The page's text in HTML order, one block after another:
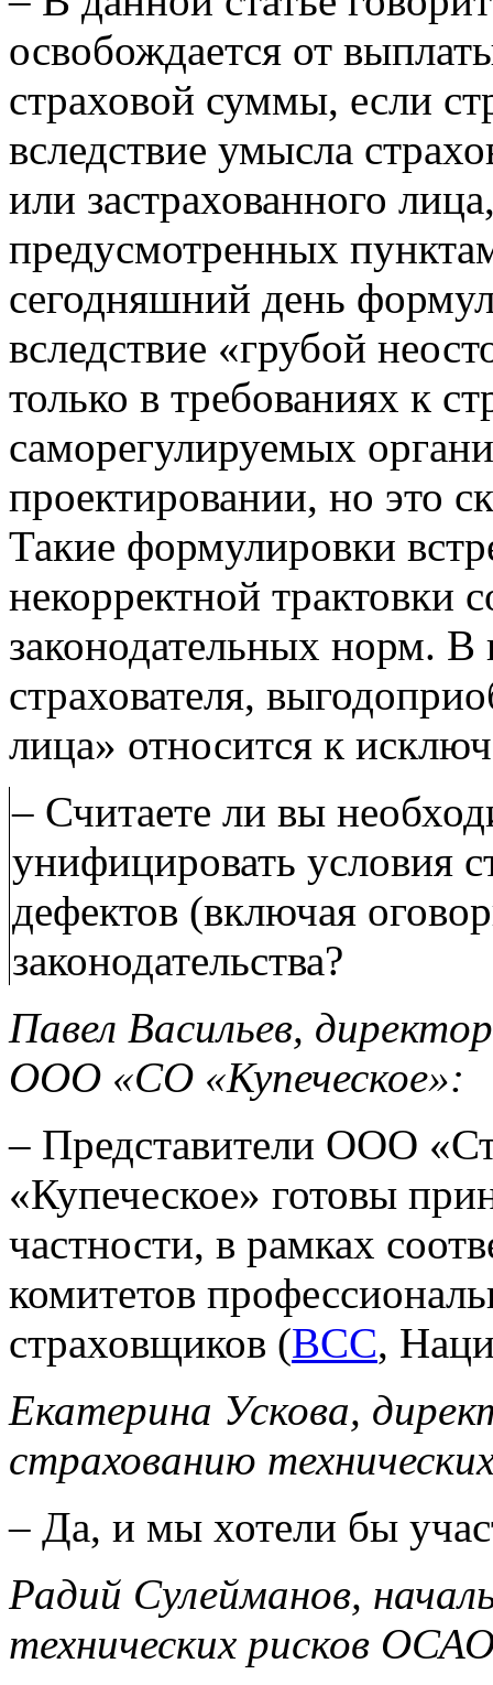
освобождается от
страховой суммы, если
вследствие умысла
или застрахованного
предусмотренных
сегодняшний день
вследствие «грубой
только в требованиях к
саморегулируемых
проектировании, но это
Такие формулировки
некорректной трактовки
законодательных норм.
страхователя,
лица» относится к
– Считаете ли вы
унифицировать условия
дефектов (включая
законодательства?
Павел Васильев,
ООО «СО «Купеческое»:
– Представители ООО
«Купеческое» готовы
частности, в рамках
комитетов
страховщиков (ВСС,
Екатерина Ускова,
страхованию
– Да, и мы хотели бы
Радий Сулейманов,
технических рисков